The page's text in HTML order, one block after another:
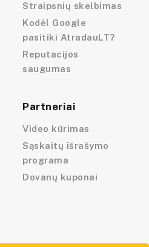
Straipsnių skelbimas
Kodėl Google
pasitiki AtradauLT?
Reputacijos
saugumas
Partneriai
Video kūrimas
Sąskaitų išrašymo
programa
Dovanų kuponai